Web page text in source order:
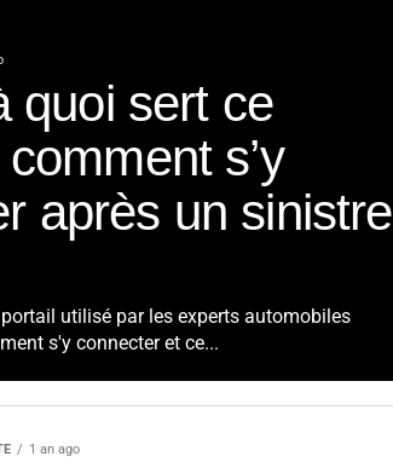
quoi sert ce
s’y
après un sinistre
utilisé par les experts automobiles
s'y connecter et ce...
1 an ago